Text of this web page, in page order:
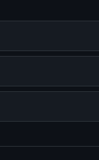
mendapatkan
ada biaya